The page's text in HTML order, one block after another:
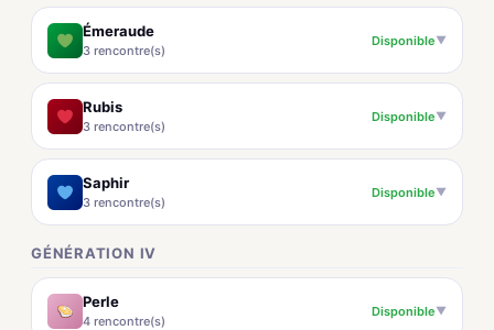
Émeraude
3 rencontre(s)
Disponible▼
Rubis
3 rencontre(s)
Disponible▼
Saphir
3 rencontre(s)
Disponible▼
GÉNÉRATION IV
Perle
4 rencontre(s)
Disponible▼